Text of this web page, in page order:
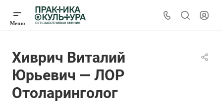
Хиврич Виталий
Юрьевич — ЛОР
Отоларинголог